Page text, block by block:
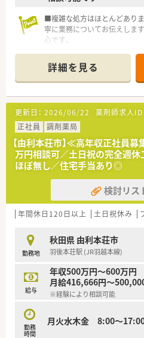
■複雑な処方はほとんどあり
寧に業務についてお伝えしま
心です。
■地域の皆様の生活を安心・安
ころを大切に運営を行ってお
ております。
詳細を見る
更新日： 2026/06/22 薬剤師求人ID
正社員
調剤薬局
【由利本荘市】≪高年収正社員
万円相談可／土日祝の完全週
ほぼ無し／住宅手当あり◎
検討リス
年間休日120日以上 土日祝休み
勤務地
秋田県 由利本荘市
羽後本荘駅 (JR羽越本線)
給与
年収500万円～600万円
月給416,666円～
※経験により相談可能
勤務
時間
月火水木金 8:00～17:00